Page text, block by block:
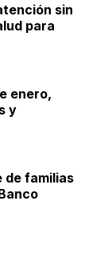
sin
para
enero,
y
de familias